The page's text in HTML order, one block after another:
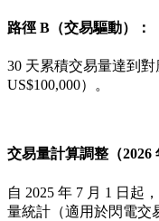
路徑 B（交易驅動）：
30 天累積交易量達到
US$100,000）。
交易量計算調整（2026
自 2025 年 7 月 1 日起
量統計（適用於閃電交